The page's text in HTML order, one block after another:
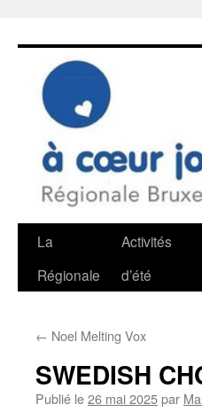
La
Régionale
Activités
d’été
← Noel Melting Vox
SWEDISH
Publié le26 mai 2025par